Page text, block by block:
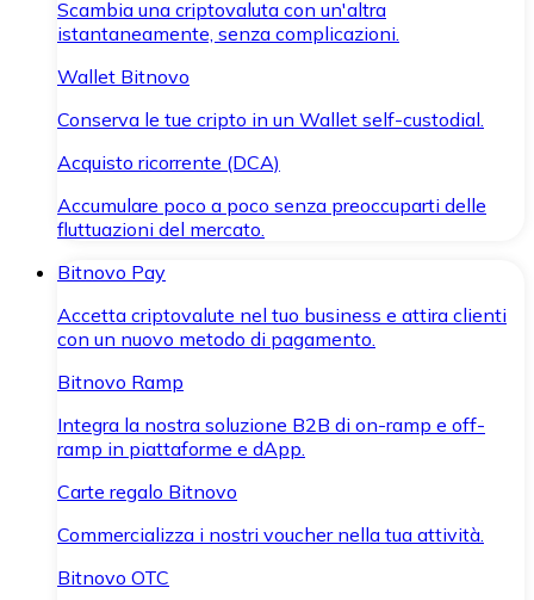
Scambia una criptovaluta con un'altra
istantaneamente, senza complicazioni.
Wallet Bitnovo
Conserva le tue cripto in un Wallet self-custodial.
Acquisto ricorrente (DCA)
Accumulare poco a poco senza preoccuparti delle
fluttuazioni del mercato.
Bitnovo Pay
Accetta criptovalute nel tuo business e attira clienti
con un nuovo metodo di pagamento.
Bitnovo Ramp
Integra la nostra soluzione B2B di on-ramp e off-
ramp in piattaforme e dApp.
Carte regalo Bitnovo
Commercializza i nostri voucher nella tua attività.
Bitnovo OTC